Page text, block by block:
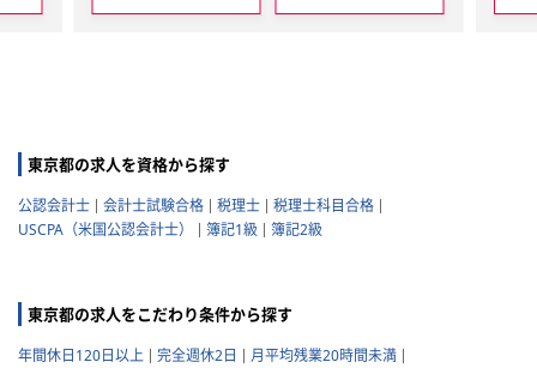
東京都の求人を資格から探す
公認会計士 会計士試験合格 税理士
税理士科目合格
USCPA（米国公認会計士）
簿記1級 簿記2級
東京都の求人をこだわり条件から探す
年間休日120日以上 完全週休2日
月平均残業20時間未満